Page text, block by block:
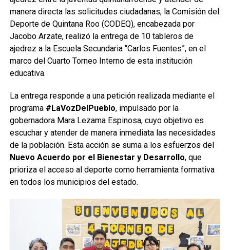
manera directa las solicitudes ciudadanas, la Comisión del
Deporte de Quintana Roo (CODEQ), encabezada por
Jacobo Arzate, realizó la entrega de 10 tableros de
ajedrez a la Escuela Secundaria “Carlos Fuentes”, en el
marco del Cuarto Torneo Interno de esta institución
educativa.
La entrega responde a una petición realizada mediante el
programa #LaVozDelPueblo, impulsado por la
gobernadora Mara Lezama Espinosa, cuyo objetivo es
escuchar y atender de manera inmediata las necesidades
de la población. Esta acción se suma a los esfuerzos del
Nuevo Acuerdo por el Bienestar y Desarrollo, que
prioriza el acceso al deporte como herramienta formativa
en todos los municipios del estado.